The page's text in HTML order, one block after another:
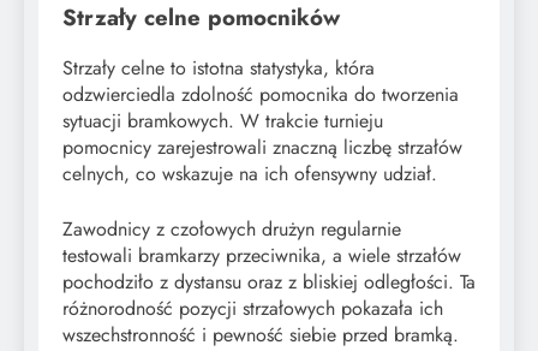
Strzały celne pomocników
Strzały celne to istotna statystyka, która
odzwierciedla zdolność pomocnika do tworzenia
sytuacji bramkowych. W trakcie turnieju
pomocnicy zarejestrowali znaczną liczbę strzałów
celnych, co wskazuje na ich ofensywny udział.
Zawodnicy z czołowych drużyn regularnie
testowali bramkarzy przeciwnika, a wiele strzałów
pochodziło z dystansu oraz z bliskiej odległości. Ta
różnorodność pozycji strzałowych pokazała ich
wszechstronność i pewność siebie przed bramką.